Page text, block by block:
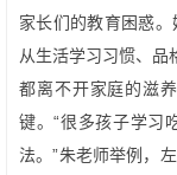
家长们的教育困惑。
从生活学习习惯、品
都离不开家庭的滋
键。“很多孩子学习
法。”朱老师举例，